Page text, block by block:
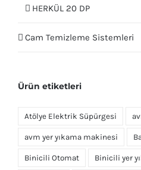
HERKÜL 20 DP
Cam Temizleme Sistemleri
Ürün etiketleri
Atölye Elektrik Süpürgesi
avm yer yıkama makinesi
Binicili Otomat Binicili yer